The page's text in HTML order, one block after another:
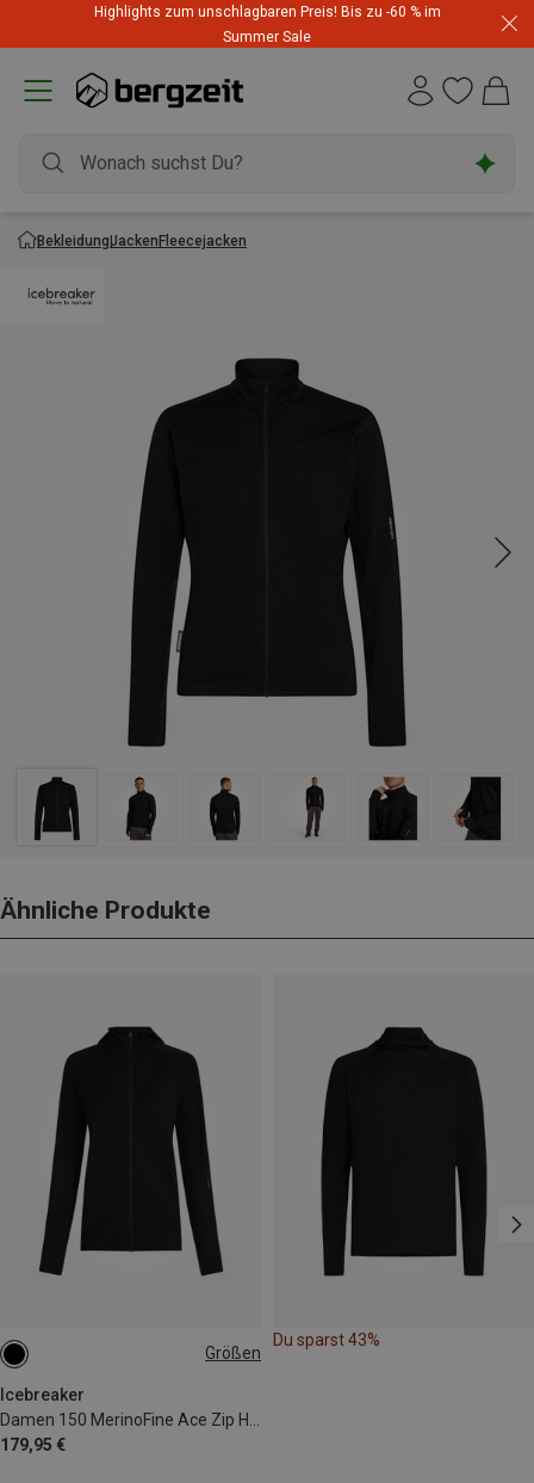
Highlights zum unschlagbaren Preis! Bis zu -60 % im
Summer Sale
BekleidungJackenFleecejacken
Ähnliche Produkte
Größen
Icebreaker
179,95 €
XS
Du sparst 43%